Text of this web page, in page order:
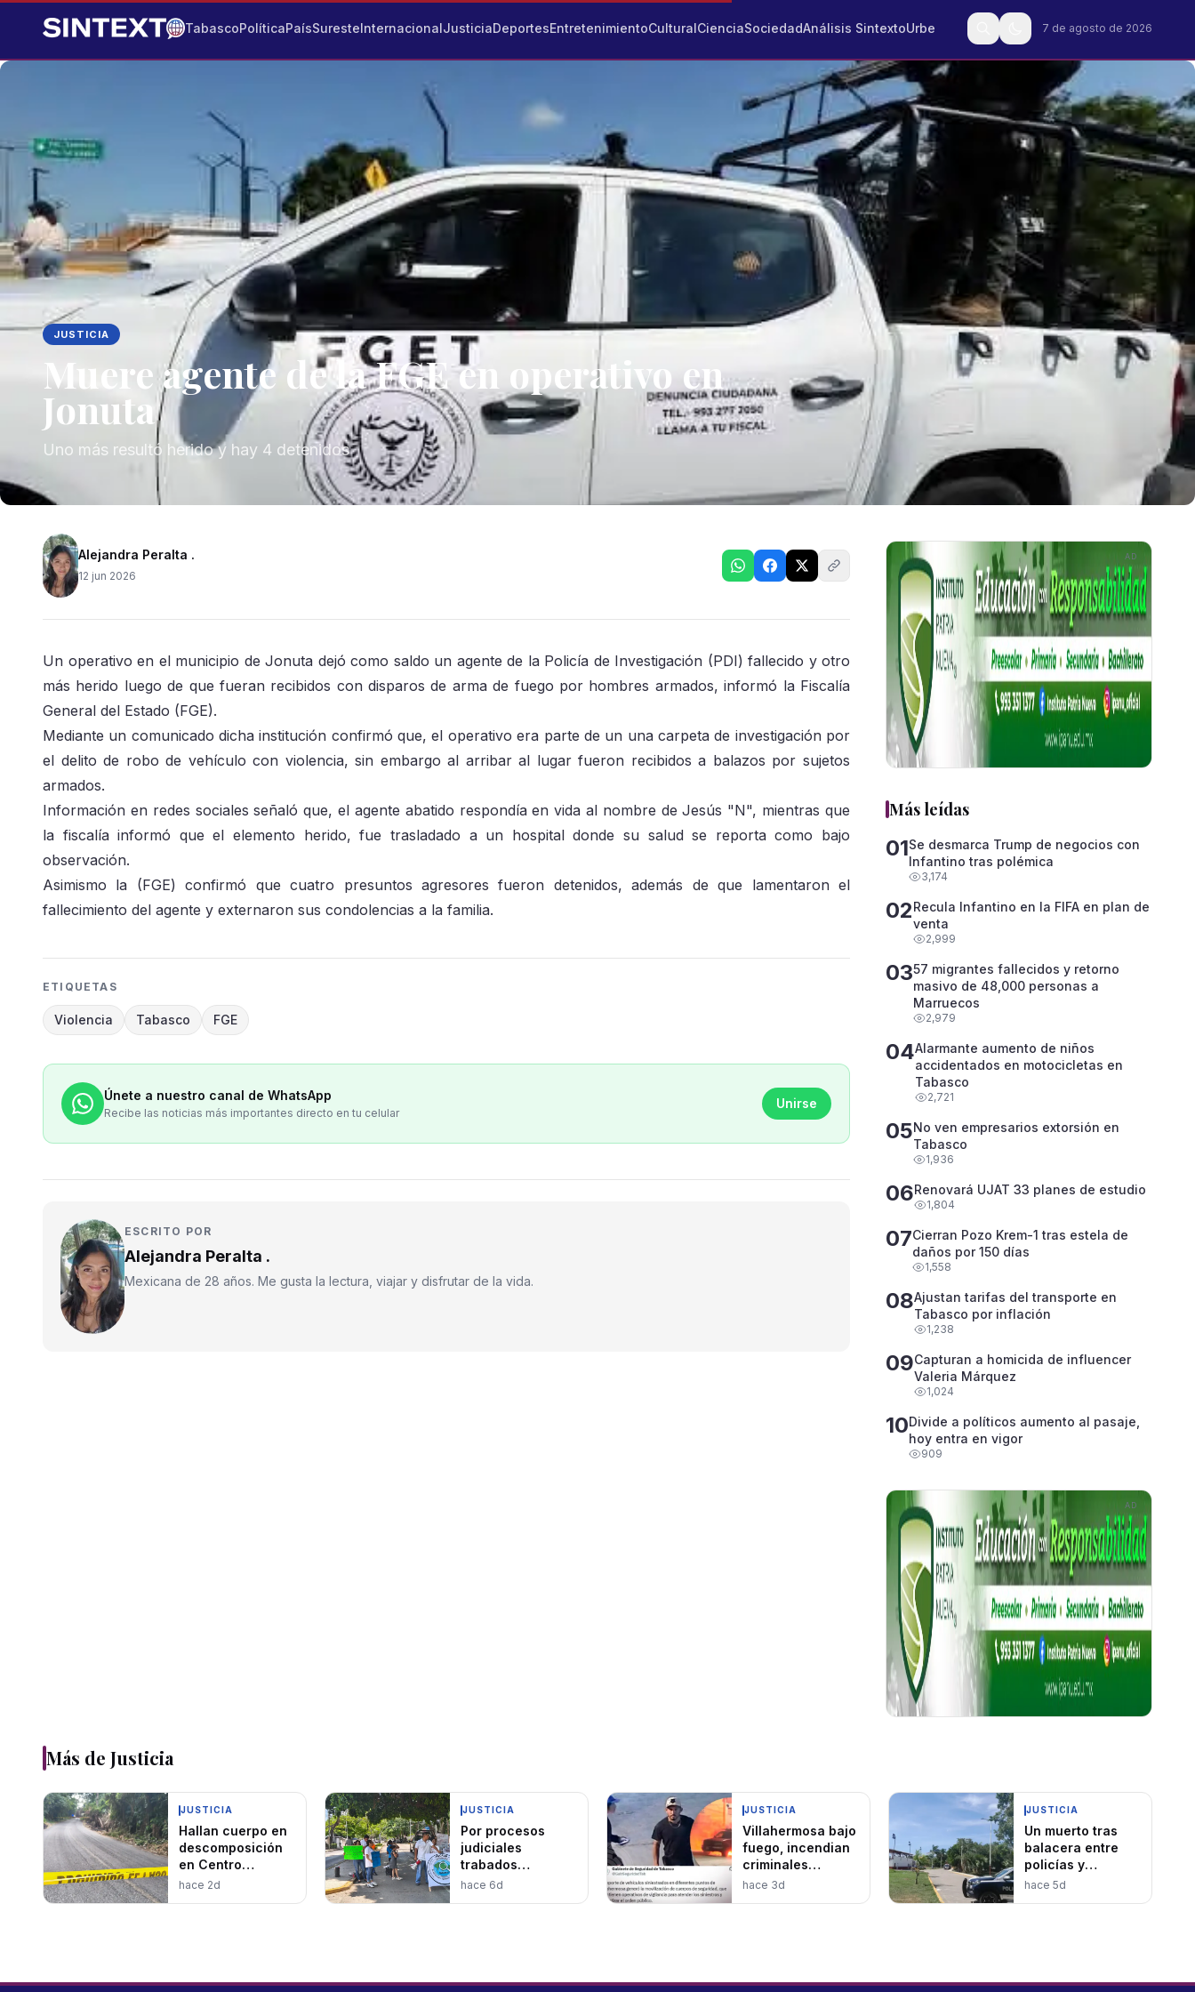
TabascoPolíticaPaísSuresteInternacionalJusticiaDeportesEntretenimientoCulturalCienciaSociedadAnálisis SintextoUrbe 7 de agosto de 2026
JUSTICIA
Muere agente de la FGE en operativo en
Jonuta
Uno más resultó herido y hay 4 detenidos
Alejandra Peralta .
12 jun 2026
Un operativo en el municipio de Jonuta dejó como saldo un agente de la Policía de Investigación (PDI) fallecido y otro
más herido luego de que fueran recibidos con disparos de arma de fuego por hombres armados, informó la Fiscalía
General del Estado (FGE).
Mediante un comunicado dicha institución confirmó que, el operativo era parte de un una carpeta de investigación por
el delito de robo de vehículo con violencia, sin embargo al arribar al lugar fueron recibidos a balazos por sujetos
armados.
Información en redes sociales señaló que, el agente abatido respondía en vida al nombre de Jesús "N", mientras que
la fiscalía informó que el elemento herido, fue trasladado a un hospital donde su salud se reporta como bajo
observación.
Asimismo la (FGE) confirmó que cuatro presuntos agresores fueron detenidos, además de que lamentaron el
fallecimiento del agente y externaron sus condolencias a la familia.
ETIQUETAS
Violencia Tabasco FGE
Únete a nuestro canal de WhatsApp
Recibe las noticias más importantes directo en tu celular
Unirse
ESCRITO POR
Alejandra Peralta .
Mexicana de 28 años. Me gusta la lectura, viajar y disfrutar de la vida.
AD
Más leídas
01Se desmarca Trump de negocios con
Infantino tras polémica
3,174
02Recula Infantino en la FIFA en plan de
venta
2,999
0357 migrantes fallecidos y retorno
masivo de 48,000 personas a
Marruecos
2,979
04Alarmante aumento de niños
accidentados en motocicletas en
Tabasco
2,721
05No ven empresarios extorsión en
Tabasco
1,936
06Renovará UJAT 33 planes de estudio
1,804
07Cierran Pozo Krem-1 tras estela de
daños por 150 días
1,558
08Ajustan tarifas del transporte en
Tabasco por inflación
1,238
09Capturan a homicida de influencer
Valeria Márquez
1,024
10Divide a políticos aumento al pasaje,
hoy entra en vigor
909
AD
Más de Justicia
JUSTICIA
Hallan cuerpo en
descomposición
en Centro
presuntamente de
hace 2d
JUSTICIA
Por procesos
judiciales
trabados
bloquean familias
hace 6d
JUSTICIA
Villahermosa bajo
fuego, incendian
criminales
vehículos
hace 3d
JUSTICIA
Un muerto tras
balacera entre
policías y
presuntos
hace 5d